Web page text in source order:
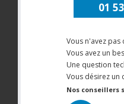
01
Vous n'avez pas
Vous avez un
Une question
Vous désirez un
Nos conseillers